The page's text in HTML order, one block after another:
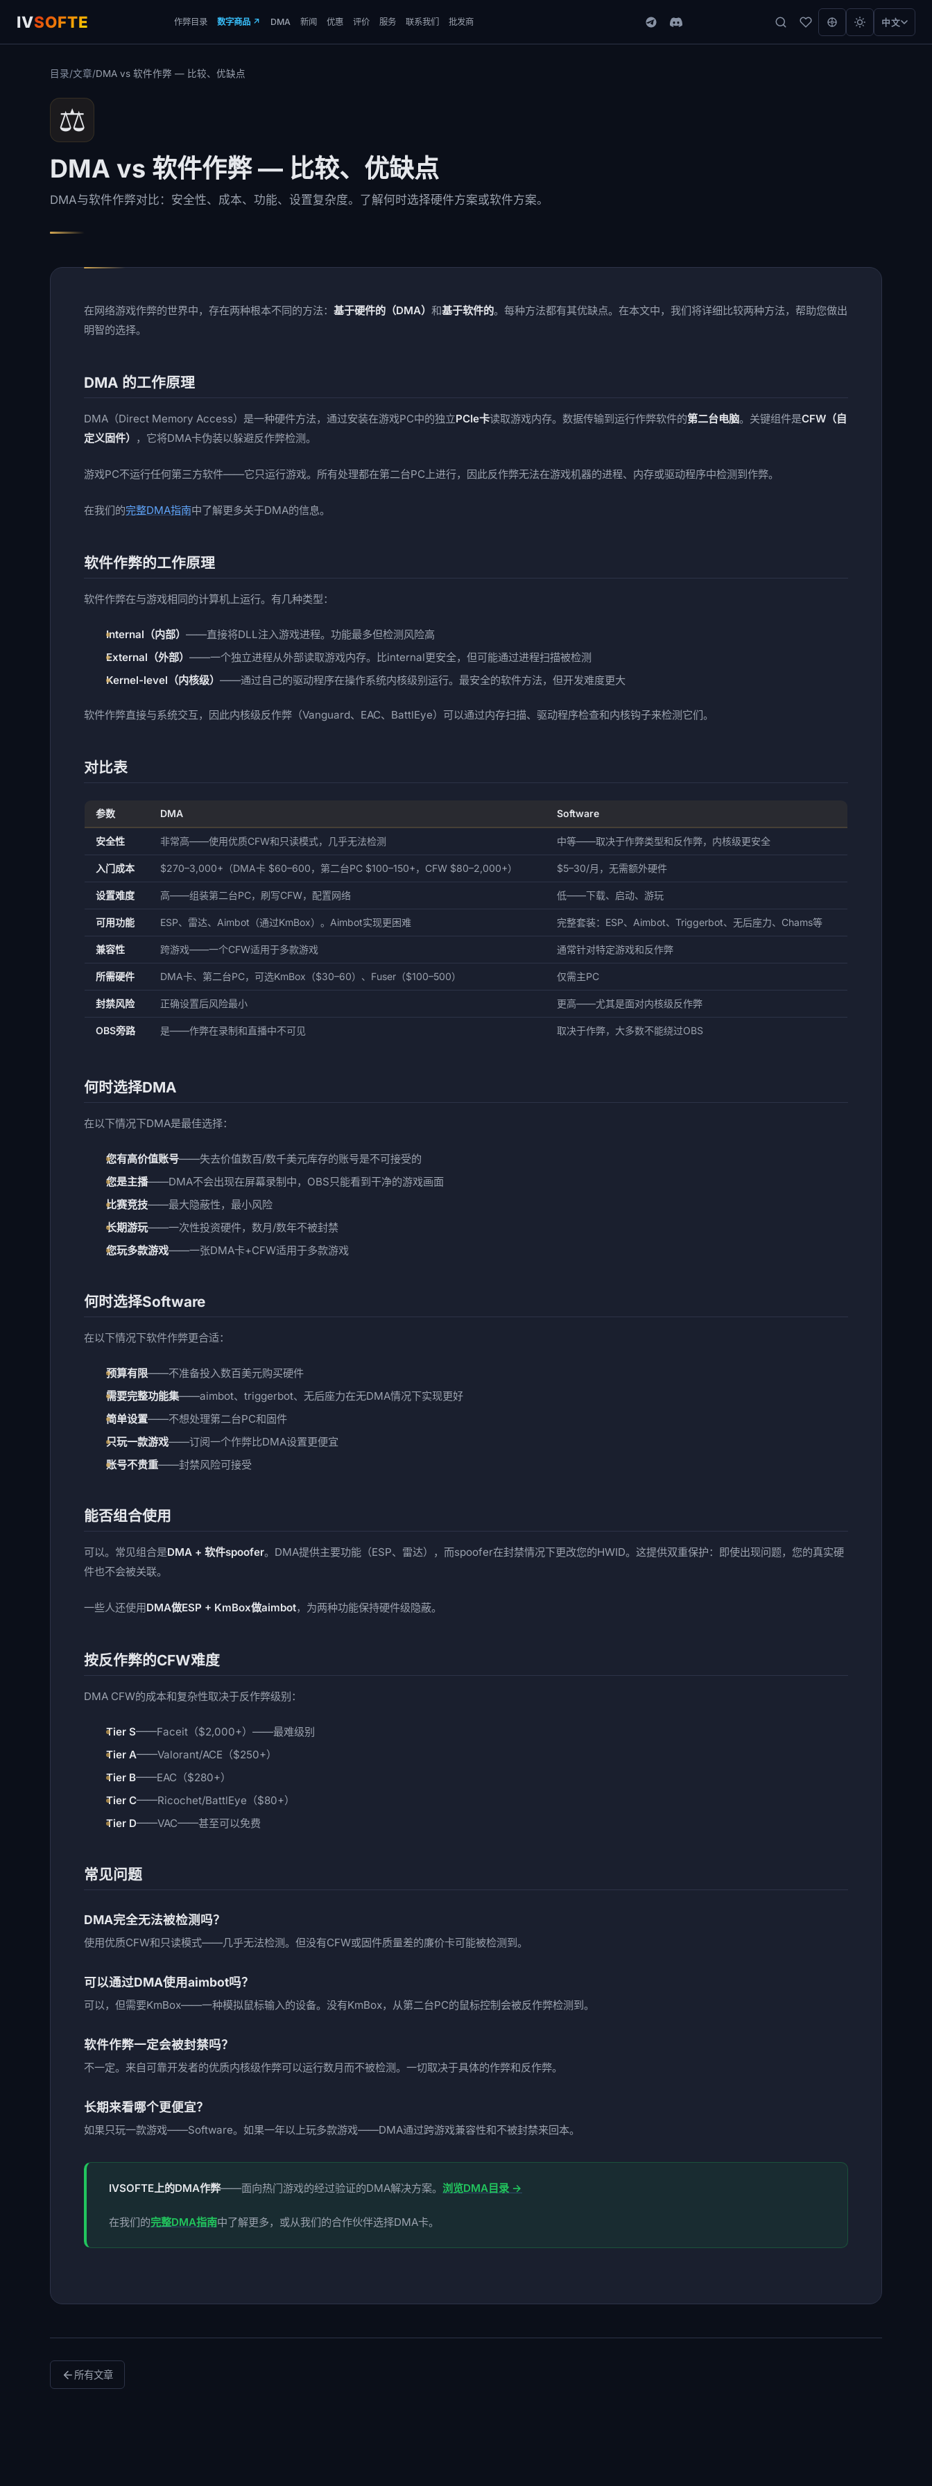
IVSOFTE 作弊目录 数字商品↗ DMA 新闻 优惠 评价 服务 联系我们 批发商 中文
目录/文章/DMA vs 软件作弊 — 比较、优缺点
⚖️
DMA vs 软件作弊 — 比较、优缺点
DMA与软件作弊对比：安全性、成本、功能、设置复杂度。了解何时选择硬件方案或软件方案。
在网络游戏作弊的世界中，存在两种根本不同的方法： 基于硬件的（DMA） 和基于软件的。每种方法都有其优缺点。在本文中，我们将详细比较两种方法，帮助您做出
明智的选择。
DMA 的工作原理
DMA（Direct Memory Access）是一种硬件方法，通过安装在游戏PC中的独立PCIe卡读取游戏内存。数据传输到运行作弊软件的第二台电脑。关键组件是CFW（自
定义固件） ，它将DMA卡伪装以躲避反作弊检测。
游戏PC不运行任何第三方软件——它只运行游戏。所有处理都在第二台PC上进行，因此反作弊无法在游戏机器的进程、内存或驱动程序中检测到作弊。
在我们的完整DMA指南中了解更多关于DMA的信息。
软件作弊的工作原理
软件作弊在与游戏相同的计算机上运行。有几种类型：
Internal（内部） ——直接将DLL注入游戏进程。功能最多但检测风险高
External（外部） ——一个独立进程从外部读取游戏内存。比internal更安全，但可能通过进程扫描被检测
Kernel-level（内核级） ——通过自己的驱动程序在操作系统内核级别运行。最安全的软件方法，但开发难度更大
软件作弊直接与系统交互，因此内核级反作弊（Vanguard、EAC、BattlEye）可以通过内存扫描、驱动程序检查和内核钩子来检测它们。
对比表
参数 DMA Software
安全性 非常高——使用优质CFW和只读模式，几乎无法检测 中等——取决于作弊类型和反作弊，内核级更安全
入门成本 $270–3,000+（DMA卡 $60–600，第二台PC $100–150+，CFW $80–2,000+） $5–30/月，无需额外硬件
设置难度 高——组装第二台PC，刷写CFW，配置网络 低——下载、启动、游玩
可用功能 ESP、雷达、Aimbot（通过KmBox）。Aimbot实现更困难 完整套装：ESP、Aimbot、Triggerbot、无后座力、Chams等
兼容性 跨游戏——一个CFW适用于多款游戏 通常针对特定游戏和反作弊
所需硬件 DMA卡、第二台PC，可选KmBox（$30–60）、Fuser（$100–500） 仅需主PC
封禁风险 正确设置后风险最小 更高——尤其是面对内核级反作弊
OBS旁路 是——作弊在录制和直播中不可见 取决于作弊，大多数不能绕过OBS
何时选择DMA
在以下情况下DMA是最佳选择：
您有高价值账号——失去价值数百/数千美元库存的账号是不可接受的
您是主播——DMA不会出现在屏幕录制中，OBS只能看到干净的游戏画面
比赛竞技——最大隐蔽性，最小风险
长期游玩——一次性投资硬件，数月/数年不被封禁
您玩多款游戏——一张DMA卡+CFW适用于多款游戏
何时选择Software
在以下情况下软件作弊更合适：
预算有限——不准备投入数百美元购买硬件
需要完整功能集——aimbot、triggerbot、无后座力在无DMA情况下实现更好
简单设置——不想处理第二台PC和固件
只玩一款游戏——订阅一个作弊比DMA设置更便宜
账号不贵重——封禁风险可接受
能否组合使用
可以。常见组合是DMA + 软件spoofer。DMA提供主要功能（ESP、雷达），而spoofer在封禁情况下更改您的HWID。这提供双重保护：即使出现问题，您的真实硬
件也不会被关联。
一些人还使用DMA做ESP + KmBox做aimbot，为两种功能保持硬件级隐蔽。
按反作弊的CFW难度
DMA CFW的成本和复杂性取决于反作弊级别：
Tier S——Faceit（$2,000+）——最难级别
Tier A——Valorant/ACE（$250+）
Tier B——EAC（$280+）
Tier C——Ricochet/BattlEye（$80+）
Tier D——VAC——甚至可以免费
常见问题
DMA完全无法被检测吗？
使用优质CFW和只读模式——几乎无法检测。但没有CFW或固件质量差的廉价卡可能被检测到。
可以通过DMA使用aimbot吗？
可以，但需要KmBox——一种模拟鼠标输入的设备。没有KmBox，从第二台PC的鼠标控制会被反作弊检测到。
软件作弊一定会被封禁吗？
不一定。来自可靠开发者的优质内核级作弊可以运行数月而不被检测。一切取决于具体的作弊和反作弊。
长期来看哪个更便宜？
如果只玩一款游戏——Software。如果一年以上玩多款游戏——DMA通过跨游戏兼容性和不被封禁来回本。
IVSOFTE上的DMA作弊——面向热门游戏的经过验证的DMA解决方案。 浏览DMA目录 →
在我们的完整DMA指南中了解更多，或从我们的合作伙伴选择DMA卡。
所有文章